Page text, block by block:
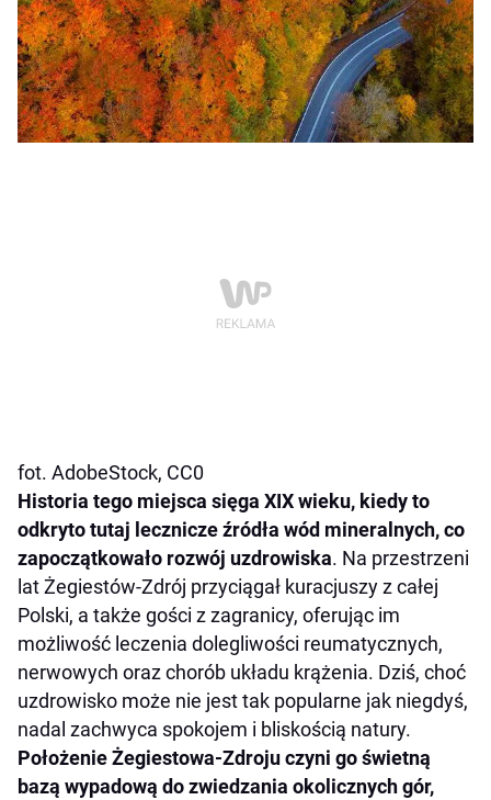
fot. AdobeStock, CC0
Historia tego miejsca sięga XIX wieku, kiedy to
odkryto tutaj lecznicze źródła wód mineralnych, co
zapoczątkowało rozwój uzdrowiska. Na przestrzeni
lat Żegiestów-Zdrój przyciągał kuracjuszy z całej
Polski, a także gości z zagranicy, oferując im
możliwość leczenia dolegliwości reumatycznych,
nerwowych oraz chorób układu krążenia. Dziś, choć
uzdrowisko może nie jest tak popularne jak niegdyś,
nadal zachwyca spokojem i bliskością natury.
Położenie Żegiestowa-Zdroju czyni go świetną
bazą wypadową do zwiedzania okolicznych gór,